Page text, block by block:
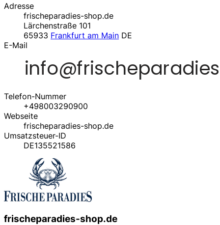
Adresse
frischeparadies-shop.de
Lärchenstraße 101
65933 Frankfurt am Main DE
E-Mail
Telefon-Nummer
+498003290900
Webseite
frischeparadies-shop.de
Umsatzsteuer-ID
DE135521586
frischeparadies-shop.de